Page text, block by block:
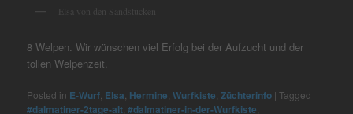
Elsa von den Sandstücken
8 Welpen. Wir wünschen viel Erfolg bei der Aufzucht und der
tollen Welpenzeit.
Posted in E-Wurf Elsa Hermine ,Wurfkiste ,Züchterinfo |Tagged
#dalmatiner-2tage-alt ,#dalmatiner-in-der-Wurfkiste